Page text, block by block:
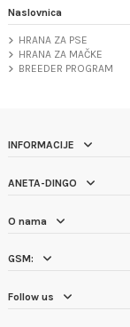
Naslovnica
HRANA ZA PSE
HRANA ZA MAČKE
BREEDER PROGRAM
INFORMACIJE
ANETA-DINGO
O nama
GSM:
Follow us